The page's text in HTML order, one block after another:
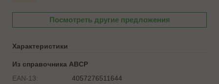
Посмотреть другие предложения
Характеристики
Из справочника ABCP
EAN-13:
4057276511644